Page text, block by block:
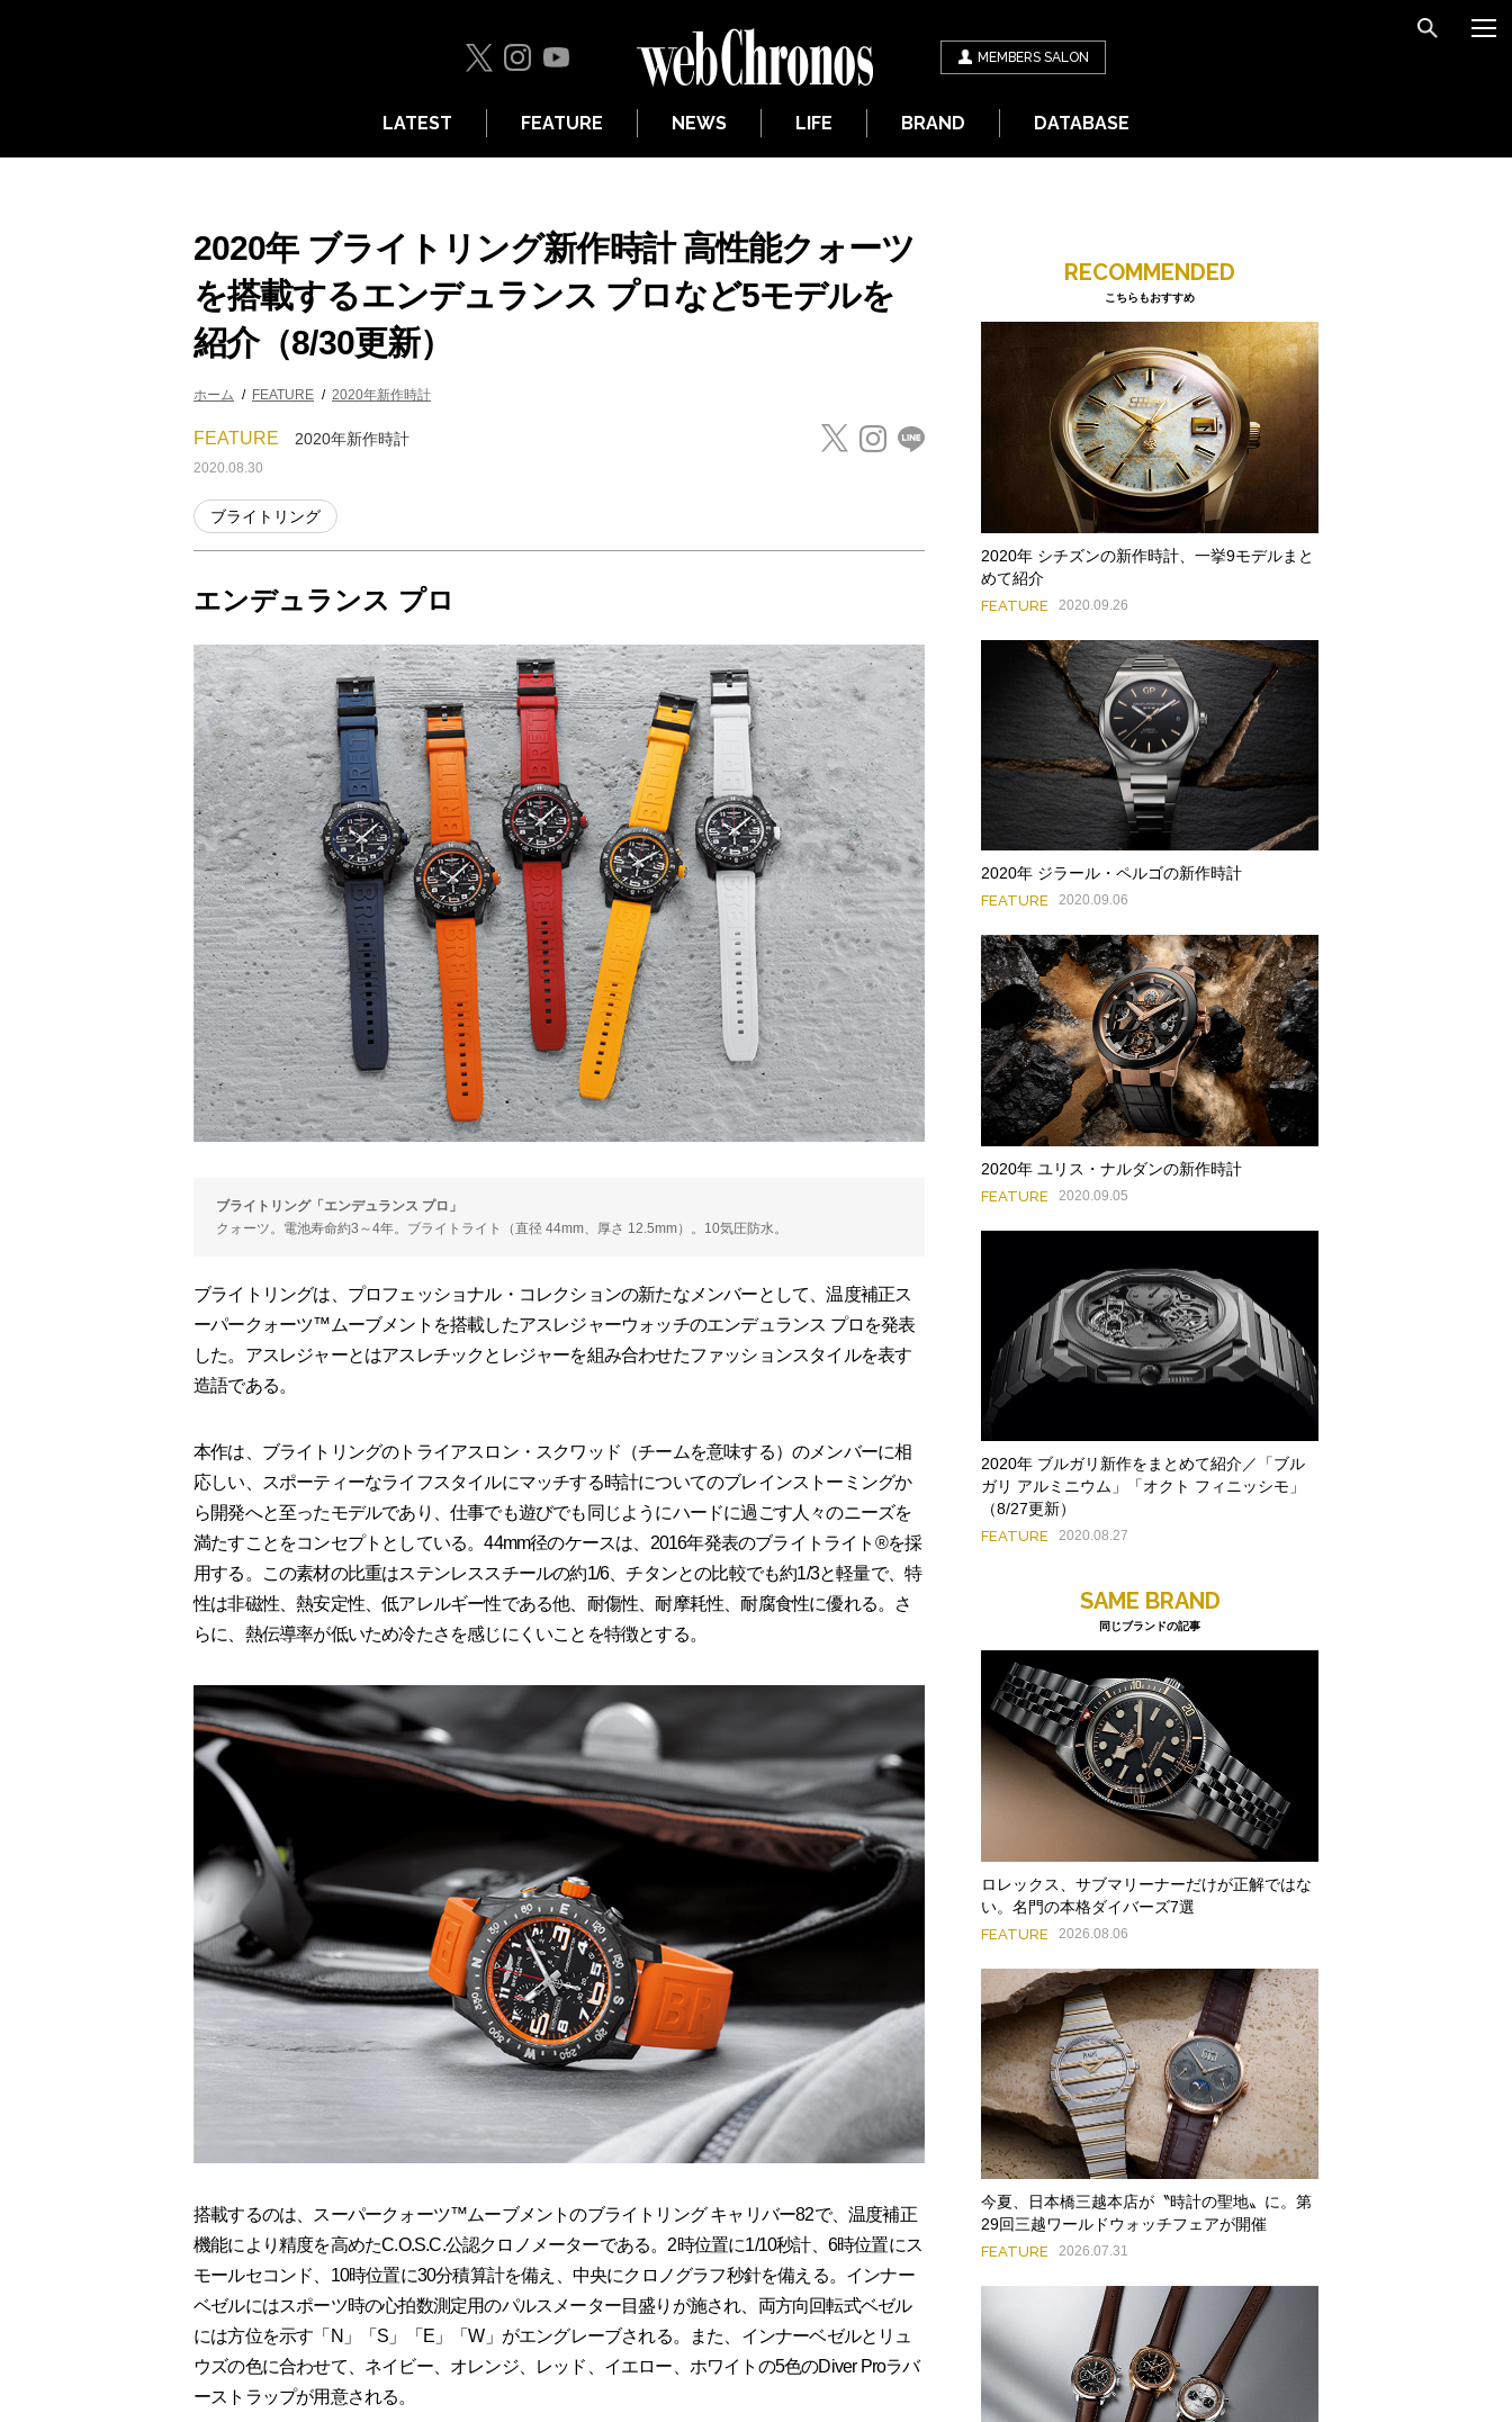
MEMBERS SALON
LATEST FEATURE NEWS LIFE BRAND DATABASE
2020年 ブライトリング新作時計 高性能クォーツ
を搭載するエンデュランス プロなど5モデルを
紹介（8/30更新）
ホーム FEATURE 2020年新作時計
FEATURE 2020年新作時計
2020.08.30
ブライトリング
エンデュランス プロ
ブライトリング「エンデュランス プロ」
クォーツ。電池寿命約3～4年。ブライトライト（直径 44mm、厚さ 12.5mm）。10気圧防水。
ブライトリングは、プロフェッショナル・コレクションの新たなメンバーとして、温度補正ス
ーパークォーツ™ムーブメントを搭載したアスレジャーウォッチのエンデュランス プロを発表
した。アスレジャーとはアスレチックとレジャーを組み合わせたファッションスタイルを表す
造語である。
本作は、ブライトリングのトライアスロン・スクワッド（チームを意味する）のメンバーに相
応しい、スポーティーなライフスタイルにマッチする時計についてのブレインストーミングか
ら開発へと至ったモデルであり、仕事でも遊びでも同じようにハードに過ごす人々のニーズを
満たすことをコンセプトとしている。44mm径のケースは、2016年発表のブライトライト®を採
用する。この素材の比重はステンレススチールの約1/6、チタンとの比較でも約1/3と軽量で、特
性は非磁性、熱安定性、低アレルギー性である他、耐傷性、耐摩耗性、耐腐食性に優れる。さ
らに、熱伝導率が低いため冷たさを感じにくいことを特徴とする。
搭載するのは、スーパークォーツ™ムーブメントのブライトリング キャリバー82で、温度補正
機能により精度を高めたC.O.S.C.公認クロノメーターである。2時位置に1/10秒計、6時位置にス
モールセコンド、10時位置に30分積算計を備え、中央にクロノグラフ秒針を備える。インナー
ベゼルにはスポーツ時の心拍数測定用のパルスメーター目盛りが施され、両方向回転式ベゼル
には方位を示す「N」「S」「E」「W」がエングレーブされる。また、インナーベゼルとリュ
ウズの色に合わせて、ネイビー、オレンジ、レッド、イエロー、ホワイトの5色のDiver Proラバ
ーストラップが用意される。
RECOMMENDED
こちらもおすすめ
2020年 シチズンの新作時計、一挙9モデルまと
めて紹介
FEATURE 2020.09.26
2020年 ジラール・ペルゴの新作時計
FEATURE 2020.09.06
2020年 ユリス・ナルダンの新作時計
FEATURE 2020.09.05
2020年 ブルガリ新作をまとめて紹介／「ブル
ガリ アルミニウム」「オクト フィニッシモ」
（8/27更新）
FEATURE 2020.08.27
SAME BRAND
同じブランドの記事
ロレックス、サブマリーナーだけが正解ではな
い。名門の本格ダイバーズ7選
FEATURE 2026.08.06
今夏、日本橋三越本店が〝時計の聖地〟に。第
29回三越ワールドウォッチフェアが開催
FEATURE 2026.07.31